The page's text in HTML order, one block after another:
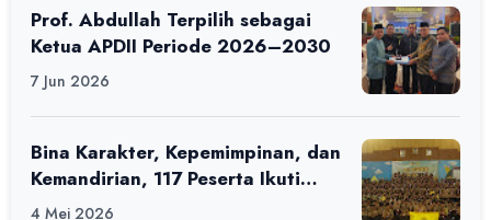
Prof. Abdullah Terpilih sebagai
Ketua APDII Periode 2026–2030
7 Jun 2026
Bina Karakter, Kepemimpinan, dan
Kemandirian, 117 Peserta Ikuti
Alfaro Camp di MAN 1 Darussalam
4 Mei 2026